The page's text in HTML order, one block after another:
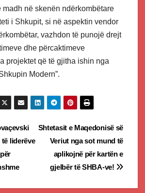
madh në skenën ndërkombëtare
i Shkupit, si në aspektin vendor
vazhdon të punojë drejt
dhe përcaktimeve
projektet që të gjitha ishin nga
Modern”.
Shtetasit e Maqedonisë së
Veriut nga sot mund të
aplikojnë për kartën e
gjelbër të SHBA-ve!
liderëve